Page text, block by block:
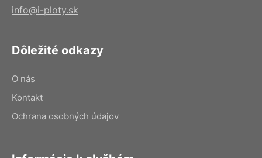
info@i-ploty.sk
Dôležité odkazy
O nás
Kontakt
Ochrana osobných údajov